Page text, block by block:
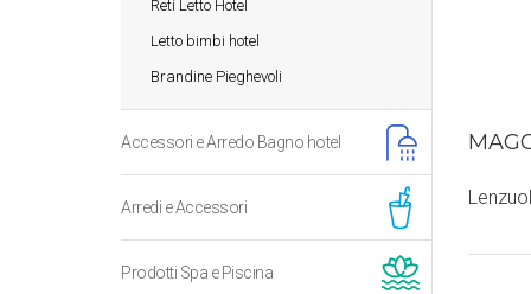
Reti Letto Hotel
Letto bimbi hotel
Brandine Pieghevoli
Accessori e Arredo Bagno hotel
Arredi e Accessori
Prodotti Spa e Piscina